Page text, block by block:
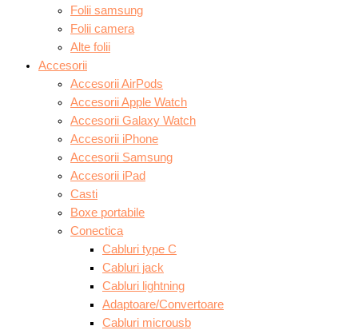
Folii samsung
Folii camera
Alte folii
Accesorii
Accesorii AirPods
Accesorii Apple Watch
Accesorii Galaxy Watch
Accesorii iPhone
Accesorii Samsung
Accesorii iPad
Casti
Boxe portabile
Conectica
Cabluri type C
Cabluri jack
Cabluri lightning
Adaptoare/Convertoare
Cabluri microusb